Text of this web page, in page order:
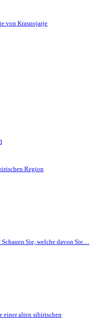
von Krasnojarje
Region
Sie, welche davon Sie…
einer alten sibirischen